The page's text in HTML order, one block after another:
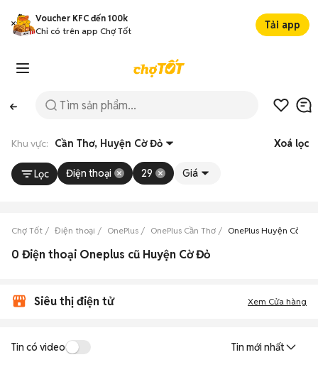
Voucher KFC đến 100k
Chỉ có trên app Chợ Tốt
Tải app
Khu vực: Cần Thơ, Huyện Cờ Đỏ Xoá lọc
Lọc Điện thoại 29 Giá
Chợ Tốt Điện thoại OnePlus OnePlus Cần Thơ OnePlus Huyện Cờ Đỏ
0 Điện thoại Oneplus cũ Huyện Cờ Đỏ
Siêu thị điện tử Xem Cửa hàng
Tin có video Tin mới nhất